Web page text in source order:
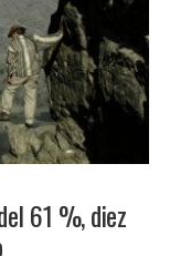
61 %, diez